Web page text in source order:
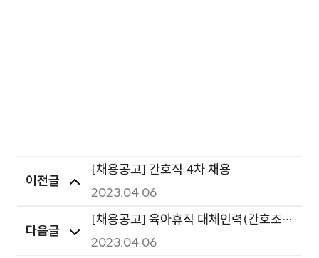
이전글
[채용공고] 간호직 4차 채용
2023.04.06
다음글
[채용공고] 육아휴직 대체인력(간호조무
사) 채용
2023.04.06